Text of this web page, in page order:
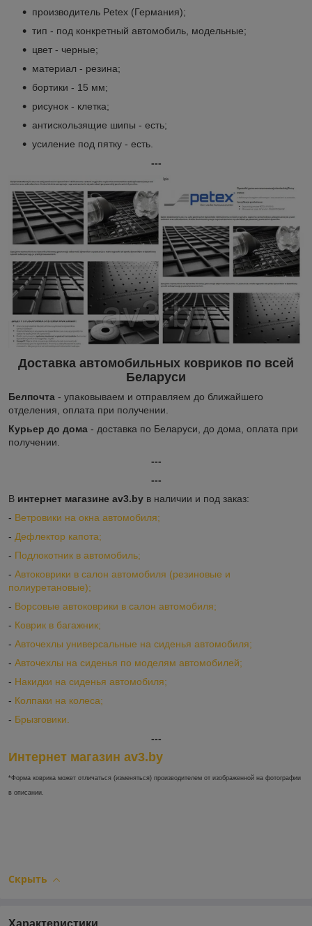
производитель Petex (Германия);
тип - под конкретный автомобиль, модельные;
цвет - черные;
материал - резина;
бортики - 15 мм;
рисунок - клетка;
антискользящие шипы - есть;
усиление под пятку - есть.
---
Доставка автомобильных ковриков по всей
Беларуси
Белпочта - упаковываем и отправляем до ближайшего
отделения, оплата при получении.
Курьер до дома - доставка по Беларуси, до дома, оплата при
получении.
---
---
В интернет магазине av3.by в наличии и под заказ:
- Ветровики на окна автомобиля;
- Дефлектор капота;
- Подлокотник в автомобиль;
- Автоковрики в салон автомобиля (резиновые и
полиуретановые);
- Ворсовые автоковрики в салон автомобиля;
- Коврик в багажник;
- Авточехлы универсальные на сиденья автомобиля;
- Авточехлы на сиденья по моделям автомобилей;
- Накидки на сиденья автомобиля;
- Колпаки на колеса;
- Брызговики.
---
Интернет магазин av3.by
*Форма коврика может отличаться (изменяться) производителем от изображенной на фотографии
в описании.
Скрыть
Характеристики